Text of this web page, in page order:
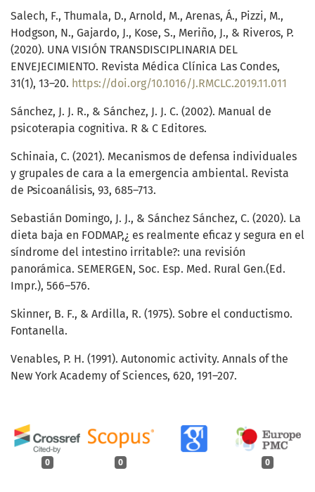
0 0 0
Salech, F., Thumala, D., Arnold, M., Arenas, Á., Pizzi, M.,
Hodgson, N., Gajardo, J., Kose, S., Meriño, J., & Riveros, P.
(2020). UNA VISIÓN TRANSDISCIPLINARIA DEL
ENVEJECIMIENTO. Revista Médica Clínica Las Condes,
31(1), 13–20. https://doi.org/10.1016/J.RMCLC.2019.11.011
Sánchez, J. J. R., & Sánchez, J. J. C. (2002). Manual de
psicoterapia cognitiva. R & C Editores.
Schinaia, C. (2021). Mecanismos de defensa individuales
y grupales de cara a la emergencia ambiental. Revista
de Psicoanálisis, 93, 685–713.
Sebastián Domingo, J. J., & Sánchez Sánchez, C. (2020). La
dieta baja en FODMAP,¿ es realmente eficaz y segura en el
síndrome del intestino irritable?: una revisión
panorámica. SEMERGEN, Soc. Esp. Med. Rural Gen.(Ed.
Impr.), 566–576.
Skinner, B. F., & Ardilla, R. (1975). Sobre el conductismo.
Fontanella.
Venables, P. H. (1991). Autonomic activity. Annals of the
New York Academy of Sciences, 620, 191–207.